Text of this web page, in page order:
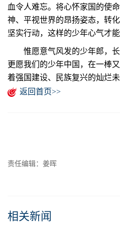
血令人难忘。将心怀家国的使
神、平视世界的昂扬姿态，转
坚实行动，这样的少年心气才能
惟愿意气风发的少年郎，长
更愿我们的少年中国，在一棒
着强国建设、民族复兴的灿烂未
返回首页>>
责任编辑：姜晖
相关新闻